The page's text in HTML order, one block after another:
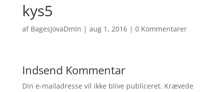
kys5
af BagesJovaDmIn | aug 1, 2016| 0 Kommentarer
Indsend Kommentar
Din e-mailadresse vil ikke blive publiceret. Krævede